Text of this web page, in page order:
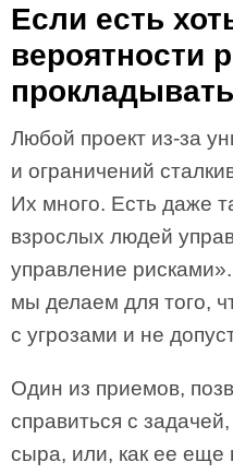
Если есть
вероятности
Любой проект из-за
и ограничений
Их много. Есть даже
взрослых людей
управление
мы делаем для того,
с угрозами и не
Один из приемов,
справиться с
сыра, или, как ее еще